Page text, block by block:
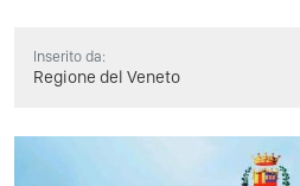
Inserito da:
Regione del Veneto